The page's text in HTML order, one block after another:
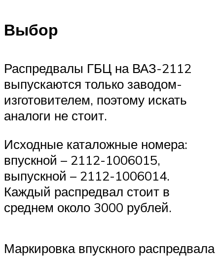
Выбор
Распредвалы ГБЦ на ВАЗ-2112
выпускаются только заводом-
изготовителем, поэтому искать
аналоги не стоит.
Исходные каталожные номера:
впускной – 2112-1006015,
выпускной – 2112-1006014.
Каждый распредвал стоит в
среднем около 3000 рублей.
Маркировка впускного распредвала